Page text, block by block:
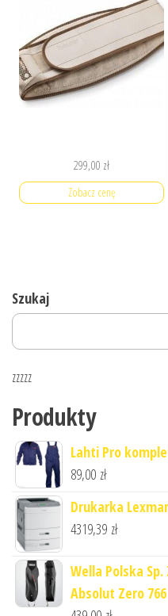
299,00 zł
Zobacz cenę
Szukaj
zzzzz
Produkty
Lahti Pro
89,00 zł
Drukarka
4319,39 zł
Wella Polska
Absolut Zero 766